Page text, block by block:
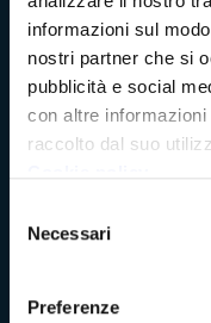
informazioni sul
nostri partner che si
pubblicità e social
con altre
raccolto dal suo
delNecessari
Preferenze
Amministrazione
Albo pretorio
Bandi di concorso